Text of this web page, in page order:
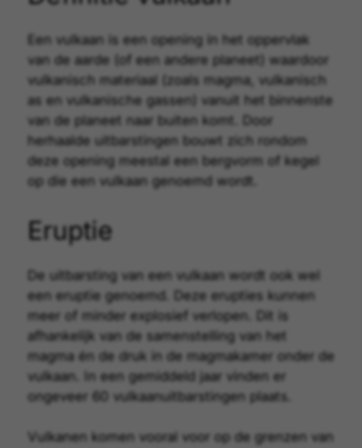
Een vulkaan is een opening in het oppervlak
van de aarde (of een andere planeet) waardoor
vulkanisch materiaal (zoals magma, vulkanisch
as en vulkanische gassen) vanuit het binnenste
van de planeet naar buiten komt. Door
herhaalde uitbarstingen bouwt zich rondom
deze opening meestal een bergvorm of kegel
op die een vulkaan genoemd wordt.
Eruptie
De uitbarsting van een vulkaan wordt ook wel
een eruptie genoemd. Deze erupties kunnen
meer of minder explosief verlopen. Dit is
afhankelijk van de samenstelling van het
magma én de druk in de magmakamer onder de
vulkaan. In een gemiddeld jaar vinden er
ongeveer 60 vulkaanuitbarstingen plaats.
Vulkanen komen vooral voor op de grenzen van